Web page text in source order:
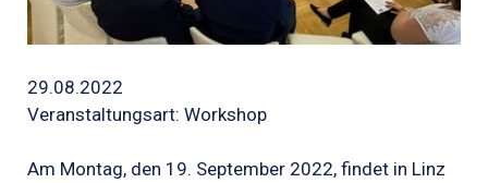
29.08.2022
Veranstaltungsart: Workshop
Am Montag, den 19. September 2022, findet in Linz